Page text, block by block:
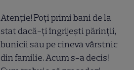
Atenție! Poți primi bani de la
stat dacă-ți îngrijești părinții,
bunicii sau pe cineva vârstnic
din familie. Acum s-a decis!